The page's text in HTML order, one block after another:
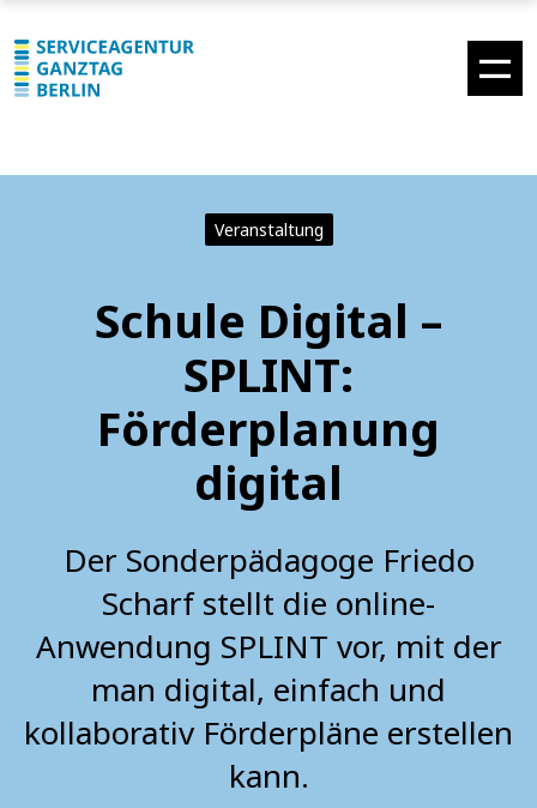
Veranstaltung
Schule Digital –
SPLINT:
Förderplanung
digital
Der Sonderpädagoge Friedo
Scharf stellt die online-
Anwendung SPLINT vor, mit der
man digital, einfach und
kollaborativ Förderpläne erstellen
kann.